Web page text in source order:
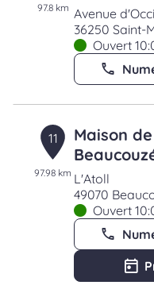
97.8 km Avenue
36250 Saint-
Ouvert
11
97.98 km
Maison
L'Atoll
49070
Ouvert